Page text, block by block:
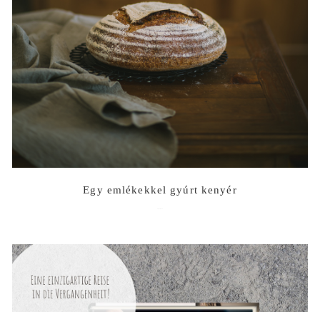
Egy emlékekkel gyúrt kenyér